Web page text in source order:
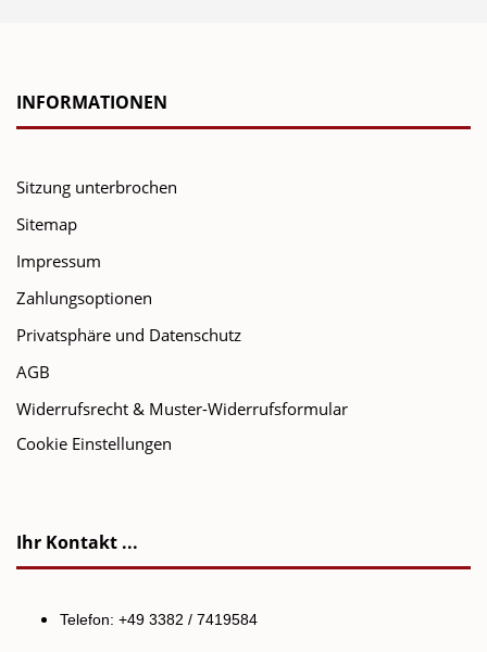
INFORMATIONEN
Sitzung unterbrochen
Sitemap
Impressum
Zahlungsoptionen
Privatsphäre und Datenschutz
AGB
Widerrufsrecht & Muster-Widerrufsformular
Cookie Einstellungen
Ihr Kontakt ...
Telefon: +49 3382 / 7419584